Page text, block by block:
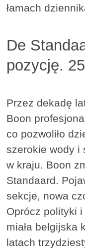
łamach
De
pozycję.
Przez dekadę
Boon
co pozwoliło
szerokie wody i
w kraju. Boon
Standaard.
sekcje, nowa
Oprócz polityki
miała belgijska
latach